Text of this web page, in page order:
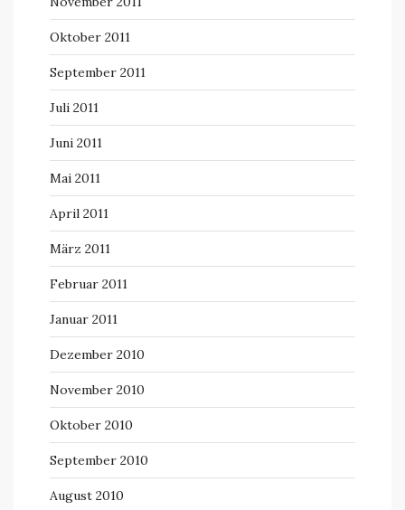
Oktober 2011
September 2011
Juli 2011
Juni 2011
Mai 2011
April 2011
März 2011
Februar 2011
Januar 2011
Dezember 2010
November 2010
Oktober 2010
September 2010
August 2010